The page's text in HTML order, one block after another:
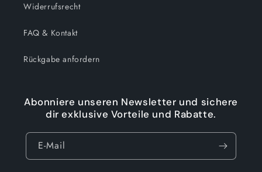
Widerrufsrecht
FAQ & Kontakt
Rückgabe anfordern
Abonniere unseren Newsletter und sichere
dir exklusive Vorteile und Rabatte.
E-Mail